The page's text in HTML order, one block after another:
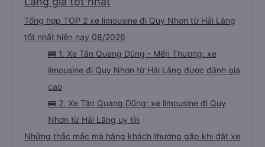
Tổng hợp TOP 2 xe limousine đi Quy Nhơn từ Hải Lăng
tốt nhất hiện nay 08/2026
🚌 1. Xe Tân Quang Dũng - Mến Thương: xe
limousine đi Quy Nhơn từ Hải Lăng được đánh giá
cao
🚌 2. Xe Tân Quang Dũng: xe limousine đi Quy
Nhơn từ Hải Lăng uy tín
Những thắc mắc mà hàng khách thường gặp khi đặt xe